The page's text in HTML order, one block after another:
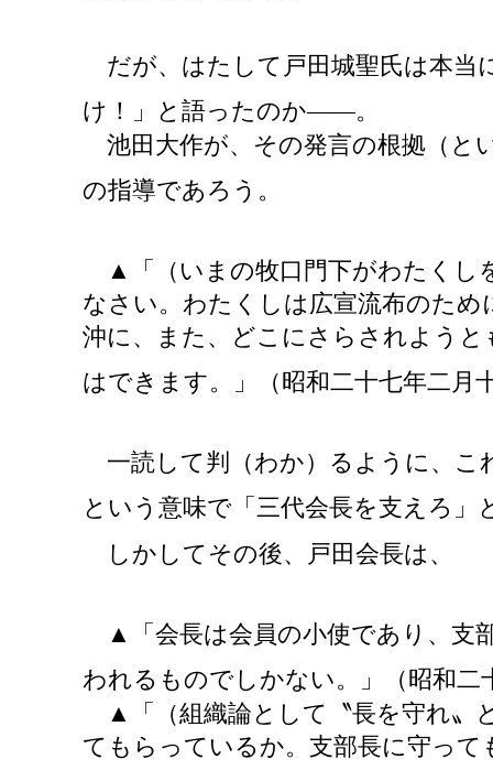
だが、はたして戸田城聖氏は本当
け！」と語ったのか――。
池田大作が、その発言の根拠（と
の指導であろう。
▲「（いまの牧口門下がわたくし
なさい。わたくしは広宣流布のた
沖に、また、どこにさらされよう
はできます。」（昭和二十七年二月
一読して判（わか）るように、こ
という意味で「三代会長を支えろ」
しかしてその後、戸田会長は、
▲「会長は会員の小使であり、支
われるものでしかない。」（昭和二
▲「（組織論として〝長を守れ〟
てもらっているか。支部長に守っ